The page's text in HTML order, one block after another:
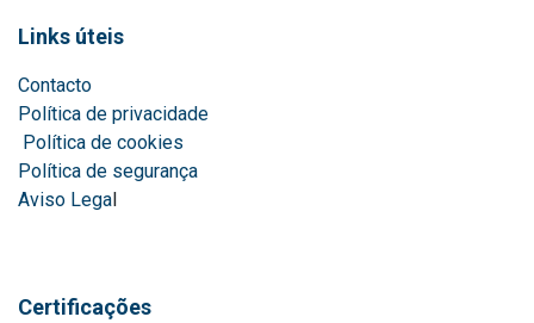
Links úteis
Contacto
Política de privacidade
Política de cookies
Política de segurança
Aviso Legal
Certificações